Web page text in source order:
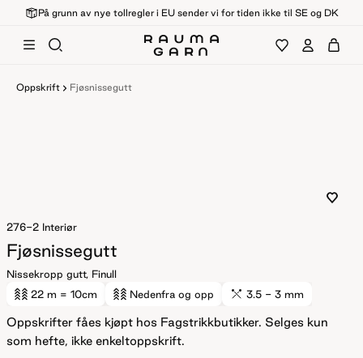
På grunn av nye tollregler i EU sender vi for tiden ikke til SE og DK
Oppskrift Fjøsnissegutt
276-2 Interiør
Fjøsnissegutt
Nissekropp gutt, Finull
22 m = 10cm Nedenfra og opp 3.5 - 3 mm
Oppskrifter fåes kjøpt hos Fagstrikkbutikker. Selges kun
som hefte, ikke enkeltoppskrift.